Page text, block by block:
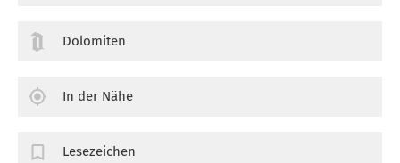
Dolomiten
In der Nähe
Lesezeichen